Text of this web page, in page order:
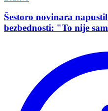
Šestoro novinara
bezbednosti: "To nije